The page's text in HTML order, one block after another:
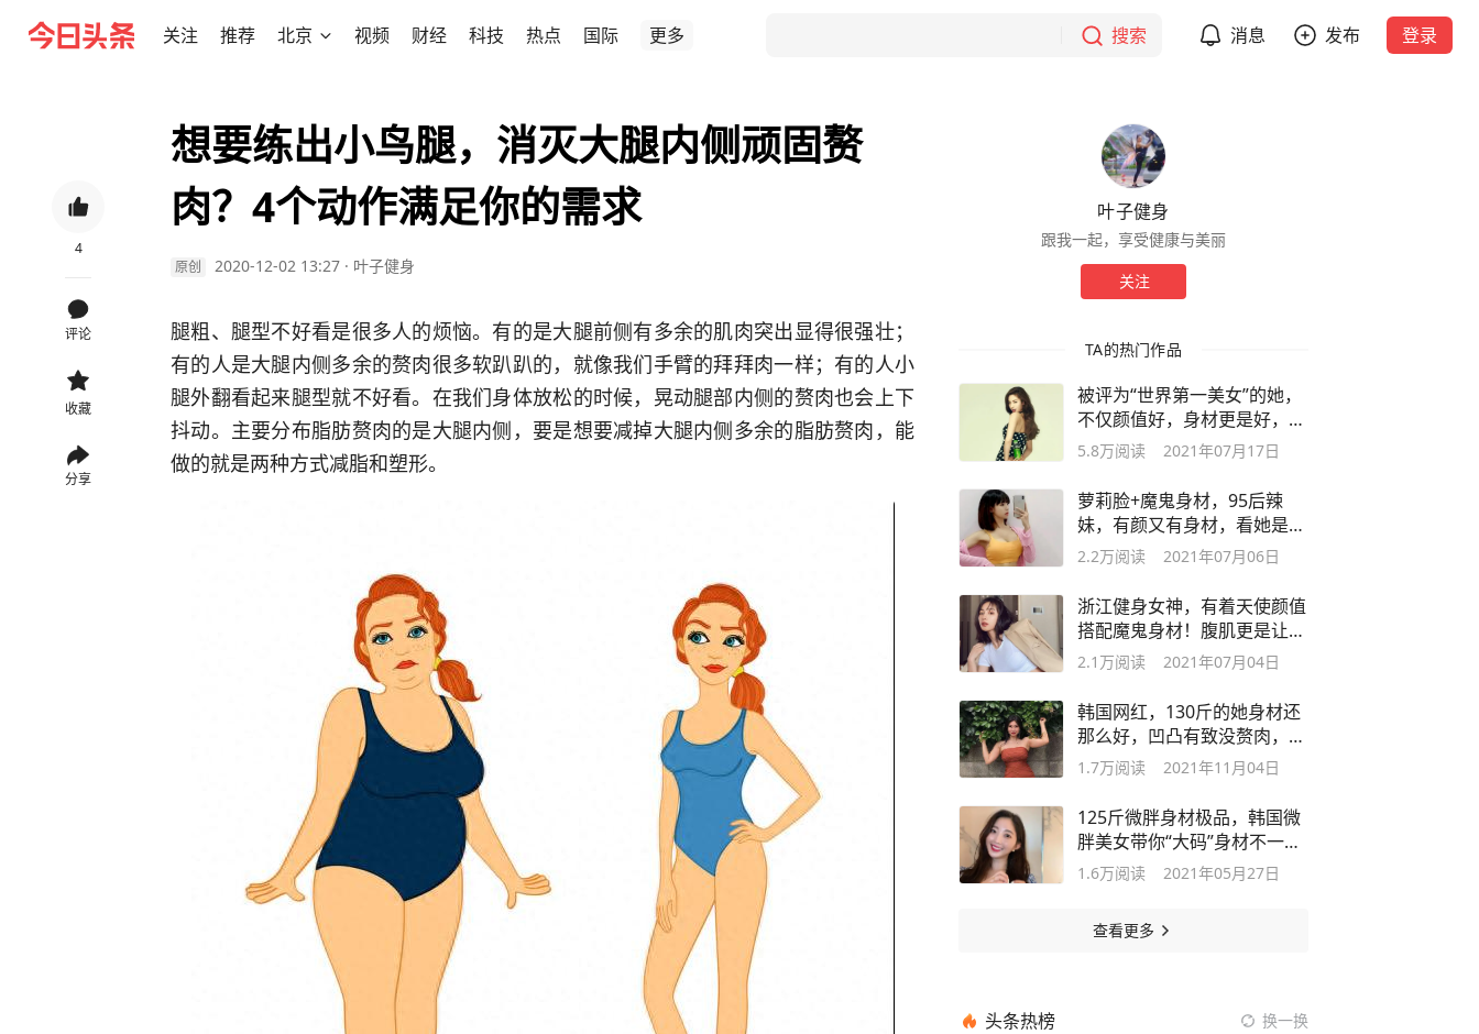
关注 推荐 北京 视频 财经 科技 热点 国际 更多 搜索 消息 发布 登录
4
评论
收藏
分享
想要练出小鸟腿，消灭大腿内侧顽固赘
肉？4个动作满足你的需求
原创 2020-12-02 13:27 · 叶子健身
腿粗、腿型不好看是很多人的烦恼。有的是大腿前侧有多余的肌肉突出显得很强壮；
有的人是大腿内侧多余的赘肉很多软趴趴的，就像我们手臂的拜拜肉一样；有的人小
腿外翻看起来腿型就不好看。在我们身体放松的时候，晃动腿部内侧的赘肉也会上下
抖动。主要分布脂肪赘肉的是大腿内侧，要是想要减掉大腿内侧多余的脂肪赘肉，能
做的就是两种方式减脂和塑形。
叶子健身
跟我一起，享受健康与美丽
关注
TA的热门作品
被评为“世界第一美女”的她，
不仅颜值好，身材更是好，你
喜欢吗
5.8万阅读 2021年07月17日
萝莉脸+魔鬼身材，95后辣
妹，有颜又有身材，看她是如
何做到的？
2.2万阅读 2021年07月06日
浙江健身女神，有着天使颜值
搭配魔鬼身材！腹肌更是让人
艳羡不已
2.1万阅读 2021年07月04日
韩国网红，130斤的她身材还
那么好，凹凸有致没赘肉，怎
么做到的
1.7万阅读 2021年11月04日
125斤微胖身材极品，韩国微
胖美女带你“大码”身材不一样
的美
1.6万阅读 2021年05月27日
查看更多
头条热榜 换一换